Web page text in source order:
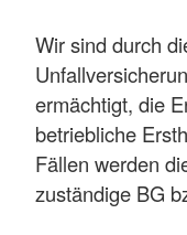
Wir sind durch
ermächtigt, die
betriebliche
Fällen werden
zuständige BG